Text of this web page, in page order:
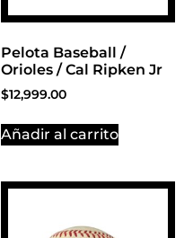
Pelota Baseball /
Orioles / Cal Ripken Jr
$12,999.00
Añadir al carrito